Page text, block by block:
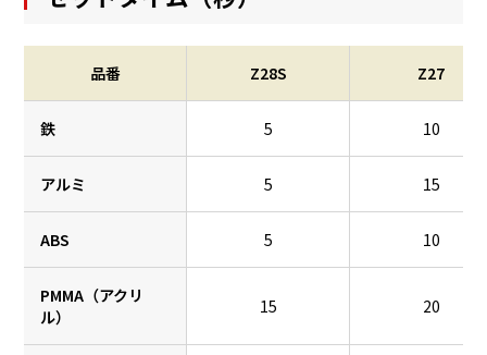
品番 Z28S Z27
鉄 5 10
アルミ 5 15
ABS 5 10
PMMA（アクリ
ル）
15 20